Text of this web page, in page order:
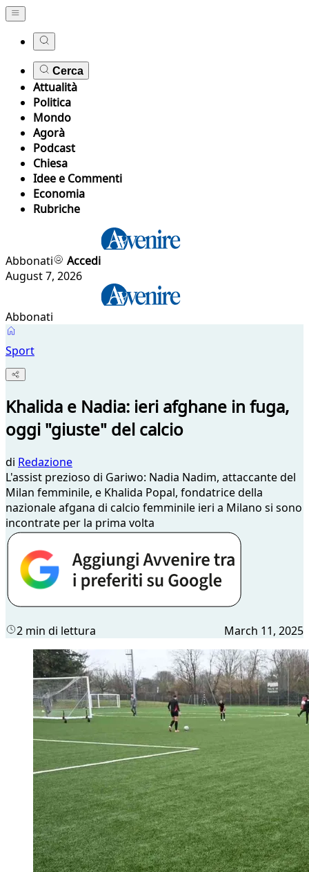
Cerca
Attualità
Politica
Mondo
Agorà
Podcast
Chiesa
Idee e Commenti
Economia
Rubriche
Abbonati
Accedi
August 7, 2026
Abbonati
Sport
Khalida e Nadia: ieri afghane in fuga,
oggi "giuste" del calcio
di Redazione
L'assist prezioso di Gariwo: Nadia Nadim, attaccante del
Milan femminile, e Khalida Popal, fondatrice della
nazionale afgana di calcio femminile ieri a Milano si sono
incontrate per la prima volta
2 min di lettura March 11, 2025